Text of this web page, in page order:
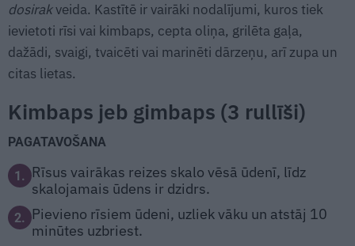
dosirakveida. Kastītē ir vairāki nodalījumi, kuros tiek
ievietoti rīsi vai kimbaps, cepta oliņa, grilēta gaļa,
dažādi, svaigi, tvaicēti vai marinēti dārzeņu, arī zupa un
citas lietas.
Kimbaps jeb gimbaps (3 rullīši)
PAGATAVOŠANA
1.
Rīsus vairākas reizes skalo vēsā ūdenī, līdz
skalojamais ūdens ir dzidrs.
2.
Pievieno rīsiem ūdeni, uzliek vāku un atstāj 10
minūtes uzbriest.